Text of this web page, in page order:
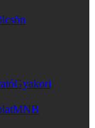
Gyakori
MNB